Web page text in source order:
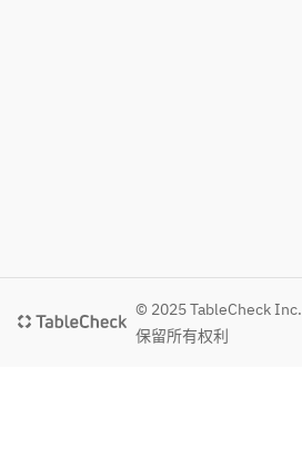
© 2025 TableCheck Inc.
保留所有权利